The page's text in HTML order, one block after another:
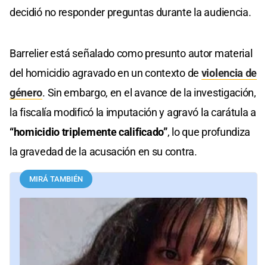
decidió no responder preguntas durante la audiencia.
Barrelier está señalado como presunto autor material
del homicidio agravado en un contexto de violencia de
género. Sin embargo, en el avance de la investigación,
la fiscalía modificó la imputación y agravó la carátula a
“homicidio triplemente calificado”, lo que profundiza
la gravedad de la acusación en su contra.
MIRÁ TAMBIÉN